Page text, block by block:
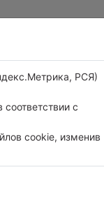
РСЯ)
с
cookie, изменив